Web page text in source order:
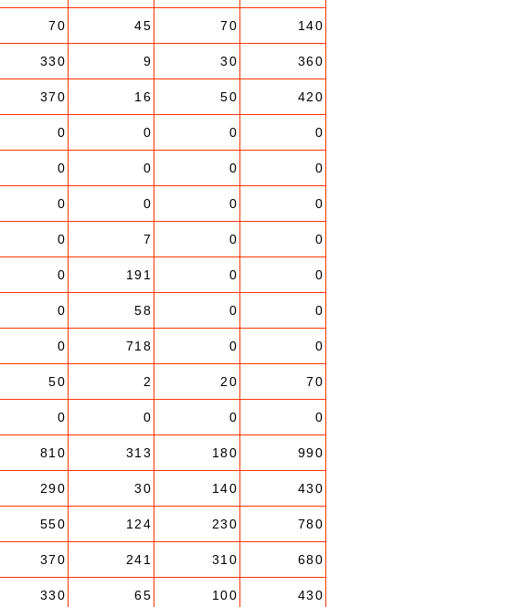
70 45 70 140
330 9 30 360
370 16 50 420
0 0 0 0
0 0 0 0
0 0 0 0
0 7 0 0
0 191 0 0
0 58 0 0
0 718 0 0
50 2 20 70
0 0 0 0
810 313 180 990
290 30 140 430
550 124 230 780
370 241 310 680
330 65 100 430